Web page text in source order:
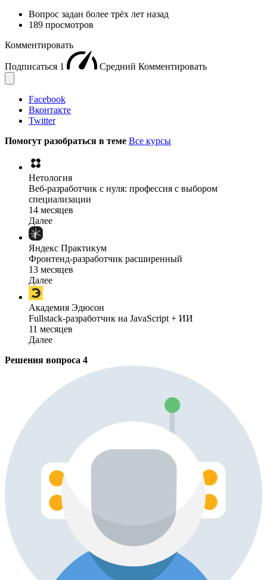
Вопрос задан более трёх лет назад
189 просмотров
Комментировать
Подписаться 1 Средний Комментировать
Facebook
Вконтакте
Twitter
Помогут разобраться в теме Все курсы
Нетология
Веб-разработчик с нуля: профессия с выбором
специализации
14 месяцев
Далее
Яндекс Практикум
Фронтенд-разработчик расширенный
13 месяцев
Далее
Академия Эдюсон
Fullstack-разработчик на JavaScript + ИИ
11 месяцев
Далее
Решения вопроса 4